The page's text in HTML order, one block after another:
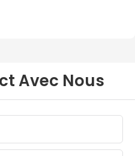
Avec Nous